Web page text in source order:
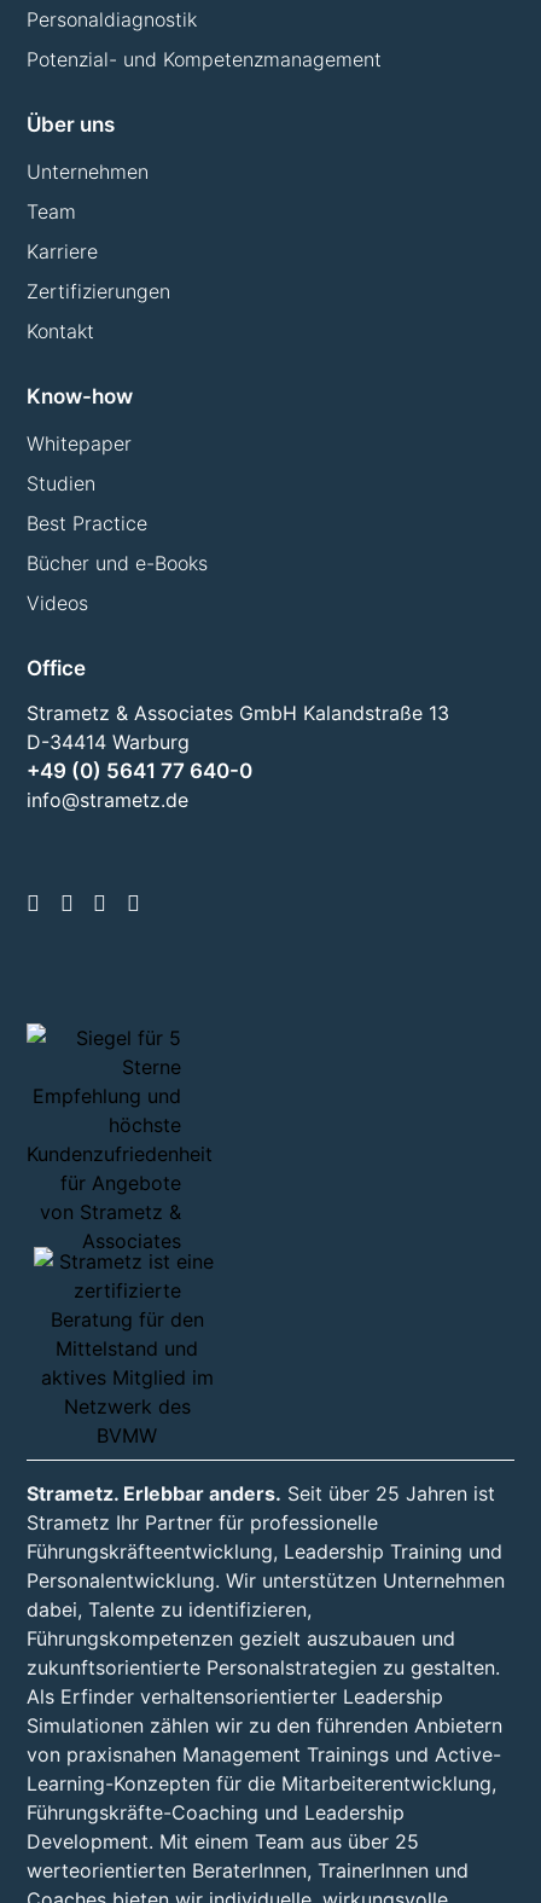
Personaldiagnostik
Potenzial- und Kompetenzmanagement
Über uns
Unternehmen
Team
Karriere
Zertifizierungen
Kontakt
Know-how
Whitepaper
Studien
Best Practice
Bücher und e-Books
Videos
Office
Strametz & Associates GmbH Kalandstraße 13
D-34414 Warburg
+49 (0) 5641 77 640-0
info@strametz.de
Strametz. Erlebbar anders. Seit über 25 Jahren ist
Strametz Ihr Partner für professionelle
Führungskräfteentwicklung, Leadership Training und
Personalentwicklung. Wir unterstützen Unternehmen
dabei, Talente zu identifizieren,
Führungskompetenzen gezielt auszubauen und
zukunftsorientierte Personalstrategien zu gestalten.
Als Erfinder verhaltensorientierter Leadership
Simulationen zählen wir zu den führenden Anbietern
von praxisnahen Management Trainings und Active-
Learning-Konzepten für die Mitarbeiterentwicklung,
Führungskräfte-Coaching und Leadership
Development. Mit einem Team aus über 25
werteorientierten BeraterInnen, TrainerInnen und